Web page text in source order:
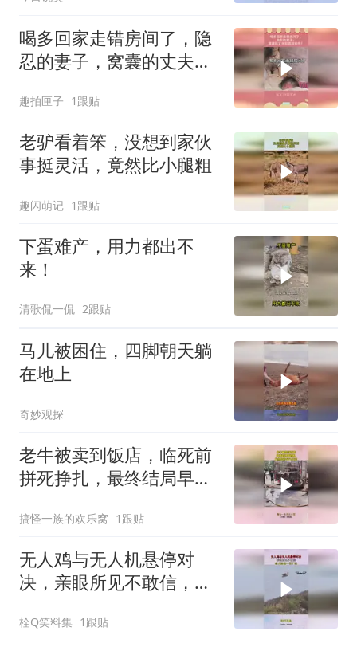
喝多回家走错房间了，隐
忍的妻子，窝囊的丈夫和
趣拍匣子 1跟贴
老驴看着笨，没想到家伙
事挺灵活，竟然比小腿粗
趣闪萌记 1跟贴
下蛋难产，用力都出不
来！
清歌侃一侃 2跟贴
马儿被困住，四脚朝天躺
在地上
奇妙观探
老牛被卖到饭店，临死前
拼死挣扎，最终结局早已
搞怪一族的欢乐窝 1跟贴
无人鸡与无人机悬停对
决，亲眼所见不敢信，实
栓Q笑料集 1跟贴